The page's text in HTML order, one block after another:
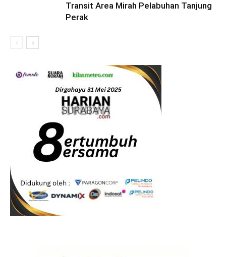
Transit Area Mirah Pelabuhan Tanjung
Perak